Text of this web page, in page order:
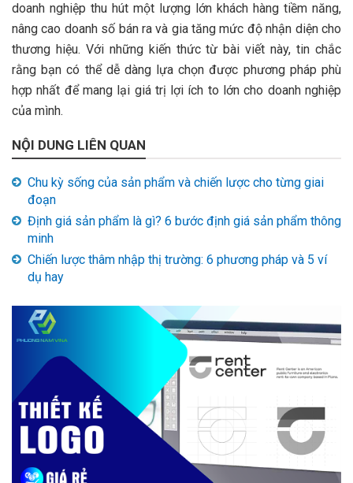
doanh nghiệp thu hút một lượng lớn khách hàng tiềm năng,
nâng cao doanh số bán ra và gia tăng mức độ nhận diện cho
thương hiệu. Với những kiến thức từ bài viết này, tin chắc
rằng bạn có thể dễ dàng lựa chọn được phương pháp phù
hợp nhất để mang lại giá trị lợi ích to lớn cho doanh nghiệp
của mình.
NỘI DUNG LIÊN QUAN
Chu kỳ sống của sản phẩm và chiến lược cho từng giai
đoạn
Định giá sản phẩm là gì? 6 bước định giá sản phẩm thông
minh
Chiến lược thâm nhập thị trường: 6 phương pháp và 5 ví
dụ hay